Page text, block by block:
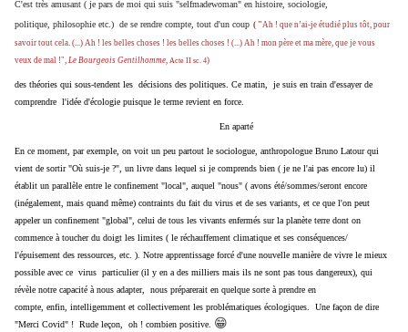
C'est très amusant ( je pars de moi qui suis "selfmadewoman" en histoire, sociologie,
politique, philosophie etc.) de se rendre compte, tout d'un coup ( "Ah ! que n’ai-je étudié plus tôt, pour
savoir tout cela. (...) Ah ! les belles choses ! les belles choses ! (...) Ah ! mon père et ma mère, que je vous
veux de mal !", Le Bourgeois Gentilhomme, Acte II sc. 4)
des théories qui sous-tendent les décisions des politiques. Ce matin, je suis en train d'essayer de
comprendre l'idée d'écologie puisque le terme revient en force.
En aparté
En ce moment, par exemple, on voit un peu partout le sociologue, anthropologue Bruno Latour qui
vient de sortir "Où suis-je ?", un livre dans lequel si je comprends bien ( je ne l'ai pas encore lu) il
établit un parallèle entre le confinement "local", auquel "nous" ( avons été/sommes/seront encore
(inégalement, mais quand même) contraints du fait du virus et de ses variants, et ce que l'on peut
appeler un confinement "global", celui de tous les vivants enfermés sur la planète terre dont on
commence à toucher du doigt les limites ( le réchauffement climatique et ses conséquences/
l'épuisement des ressources, etc. ). Notre apprentissage forcé d'une nouvelle manière de vivre le mieux
possible avec ce virus particulier (il y en a des milliers mais ils ne sont pas tous dangereux), qui
révèle notre capacité à nous adapter, nous préparerait en quelque sorte à prendre en
compte, enfin, intelligemment et collectivement les problématiques écologiques. Une façon de dire
"Merci Covid" ! Rude leçon, oh ! combien positive. 😁